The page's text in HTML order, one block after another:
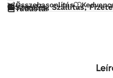
Összehasonlítás
Szerelés, Szállítás,
Tudástár